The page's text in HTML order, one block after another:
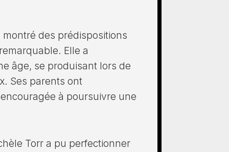
des prédispositions
Elle a
âge, se produisant lors de
Ses parents ont
à poursuivre une
Torr a pu perfectionner